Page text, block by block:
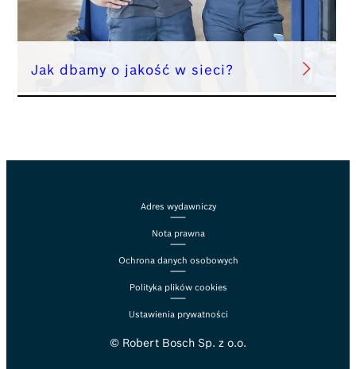
Jak dbamy o jakość w sieci?
Adres wydawniczy
Nota prawna
Ochrona danych osobowych
Polityka plików cookies
Ustawienia prywatności
© Robert Bosch Sp. z o.o.